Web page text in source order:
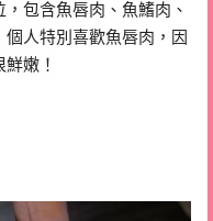
包含魚唇肉、魚鰭肉、
人特別喜歡魚唇肉，因
嫩！